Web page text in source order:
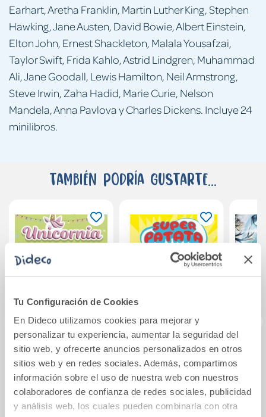
Tu Configuración de Cookies
En Dideco utilizamos cookies para mejorar y
personalizar tu experiencia, aumentar la seguridad del
sitio web, y ofrecerte anuncios personalizados en otros
sitios web y en redes sociales. Además, compartimos
información sobre el uso de nuestra web con nuestros
colaboradores de confianza de redes sociales, publicidad
y análisis web, los cuales pueden combinarla con otra
Earhart, Aretha Franklin, Martin Luther King, Stephen
Hawking, Jane Austen, David Bowie, Albert Einstein,
Elton John, Ernest Shackleton, Malala Yousafzai,
Taylor Swift, Frida Kahlo, Astrid Lindgren, Muhammad
Ali, Jane Goodall, Lewis Hamilton, Neil Armstrong,
Steve Irwin, Zaha Hadid, Marie Curie, Nelson
Mandela, Anna Pavlova y Charles Dickens. Incluye 24
minilibros.
También podría gustarte...
Unicornia 10 - Una
fiesta de pijamas
10,95€
Superpatata 4 - La
venganza de
Malicia La Maligna
(NUEVA EDICIÓN
con contenido e
12,95€